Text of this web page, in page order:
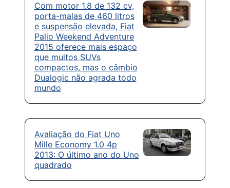
Com motor 1.8 de 132 cv,
porta-malas de 460 litros
e suspensão elevada, Fiat
Palio Weekend Adventure
2015 oferece mais espaço
que muitos SUVs
compactos, mas o câmbio
Dualogic não agrada todo
mundo
Avaliação do Fiat Uno
Mille Economy 1.0 4p
2013: O último ano do Uno
quadrado